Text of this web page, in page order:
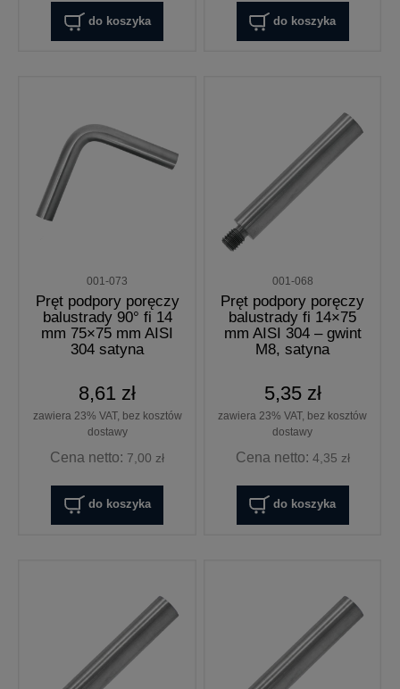
do koszyka do koszyka
001-073
Pręt podpory poręczy
balustrady 90° fi 14
mm 75×75 mm AISI
304 satyna
8,61 zł
zawiera 23% VAT, bez kosztów
dostawy
Cena netto: 7,00 zł
do koszyka
001-068
Pręt podpory poręczy
balustrady fi 14×75
mm AISI 304 – gwint
M8, satyna
5,35 zł
zawiera 23% VAT, bez kosztów
dostawy
Cena netto: 4,35 zł
do koszyka